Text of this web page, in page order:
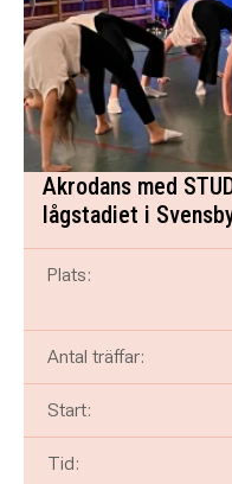
Akrodans med
lågstadiet i
Plats:
Antal träffar:
Start:
Tid: